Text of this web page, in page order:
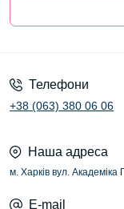
Телефони
+38 (063) 380 06 06
Наша адреса
м. Харків вул.
E-mail